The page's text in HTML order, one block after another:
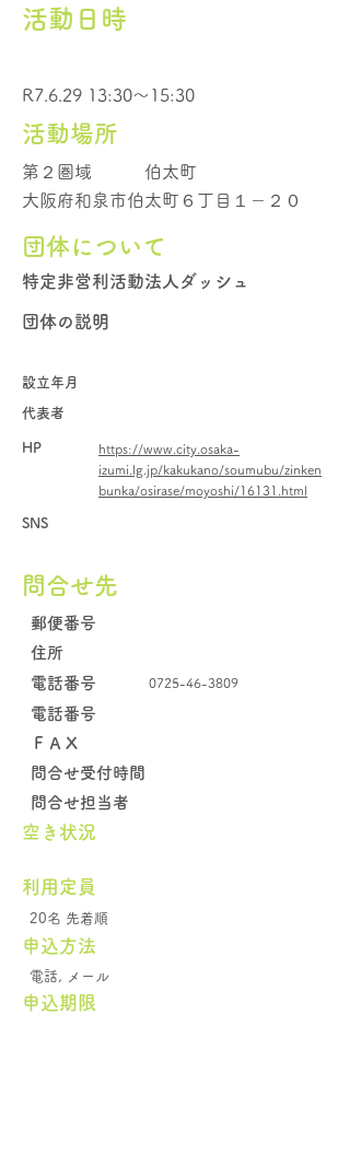
活動日時
R7.6.29 13:30～15:30
活動場所
第２圏域
伯太町
大阪府和泉市伯太町６丁目１－２０
団体について
特定非営利活動法人ダッシュ
団体の説明
設立年月
代表者
HP
https://www.city.osaka-
izumi.lg.jp/kakukano/soumubu/zinken
bunka/osirase/moyoshi/16131.html
SNS
問合せ先
郵便番号
住所
電話番号
0725-46-3809
電話番号
​ＦＡＸ
問合せ受付時間
問合せ担当者
空き状況
​利用定員
20名 先着順
申込方法
電話, メール
申込期限